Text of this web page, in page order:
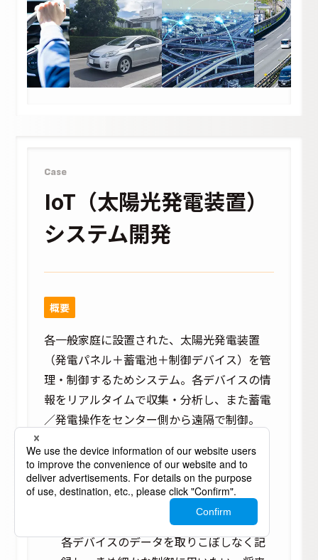
Case
IoT（太陽光発電装置）
システム開発
概要
各一般家庭に設置された、太陽光発電装置
（発電パネル＋蓄電池＋制御デバイス）を管
理・制御するためシステム。各デバイスの情
報をリアルタイムで収集・分析し、また蓄電
／発電操作をセンター側から遠隔で制御。
お客様の課題／要望​
スケーラブル且つ現実的なコストで実現
できるシステムであること
各デバイスのデータを取りこぼしなく記